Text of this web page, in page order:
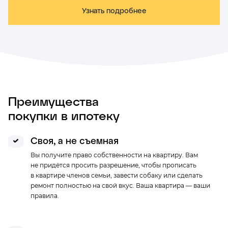
Абсолют Банк
Ежемесячный платеж *
35 446 ₽/мес.
Ставка
от 5.5%
Узнать подробнее
Преимущества
покупки в ипотеку
Своя, а не съемная
Вы получите право собственности на квартиру. Вам
не придётся просить разрешение, чтобы прописать
в квартире членов семьи, завести собаку или сделать
ремонт полностью на свой вкус. Ваша квартира — ваши
правила.